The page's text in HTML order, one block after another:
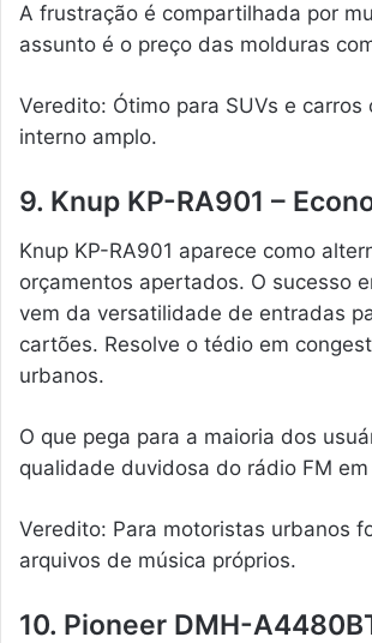
A frustração é compartilhada por
assunto é o preço das molduras
Veredito: Ótimo para SUVs e carros
interno amplo.
9. Knup KP-RA901 –
Knup KP-RA901 aparece como
orçamentos apertados. O sucesso
vem da versatilidade de entradas
cartões. Resolve o tédio em
urbanos.
O que pega para a maioria dos
qualidade duvidosa do rádio FM
Veredito: Para motoristas urbanos
arquivos de música próprios.
10. Pioneer DMH-